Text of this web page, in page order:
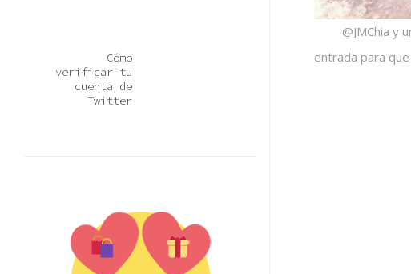
@JMChia y
entrada para
Cómo
verificar tu
cuenta de
Twitter